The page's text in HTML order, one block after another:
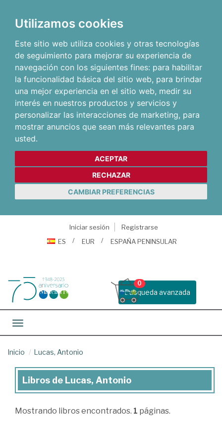
Utilizamos cookies
Este sitio web utiliza cookies y otras tecnologías
de seguimiento para mejorar su experiencia de
navegación con los siguientes fines: para habilitar
la funcionalidad básica del sitio web, para brindar
una mejor experiencia en el sitio web, medir su
interés en nuestros productos y servicios y
personalizar las interacciones de marketing, para
mostrar anuncios que sean más relevantes para
usted.
ACEPTAR
RECHAZAR
CAMBIAR PREFERENCIAS
Iniciar sesión
Registrarse
ES
EUR ESPAÑA PENINSULAR
Busqueda avanzada
0
Toggle navigation
Inicio Lucas, Antonio
Libros
Lucas,
Libros de Lucas, Antonio
Mostrando libros encontrados. 1 páginas.